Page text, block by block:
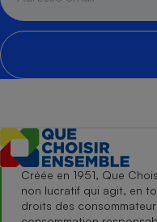
Créée en 1951, Que
non lucratif qui agit, en
droits des